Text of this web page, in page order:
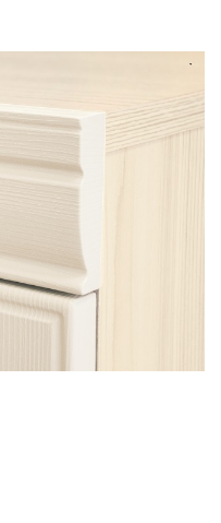
марка DaVita